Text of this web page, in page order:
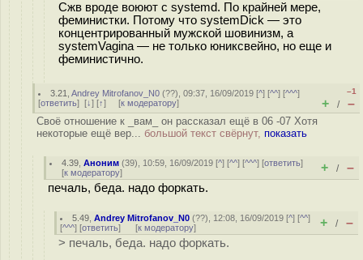
Сжв вроде воюют с systemd. По крайней мере,
феминистки. Потому что systemDick — это
концентрированный мужской шовинизм, а
systemVagina — не только юниксвейно, но еще и
феминистично.
3.21 ,Andrey Mitrofanov_N0 (??), 09:37, 16/09/2019 [^] [^^] [^^^]
[ответить] [↓] [↑] [к модератору]
–1
+ / –
Своё отношение к _вам_ он рассказал ещё в 06 -07 Хотя
некоторые ещё вер... большой текст свёрнут, показать
4.39 ,Аноним (39), 10:59, 16/09/2019 [^] [^^] [^^^] [ответить]
[к модератору] + / –
печаль, беда. надо форкать.
5.49 ,Andrey Mitrofanov_N0 (??), 12:08, 16/09/2019 [^] [^^]
[^^^] [ответить] [к модератору] + / –
> печаль, беда. надо форкать.